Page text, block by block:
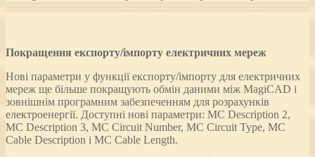
Покращення експорту/імпорту електричних мереж
Нові параметри у функції експорту/імпорту для електричних
мереж ще більше покращують обмін даними між MagiCAD і
зовнішнім програмним забезпеченням для розрахунків
електроенергії. Доступні нові параметри: MC Description 2,
MC Description 3, MC Circuit Number, MC Circuit Type, MC
Cable Description і MC Cable Length.